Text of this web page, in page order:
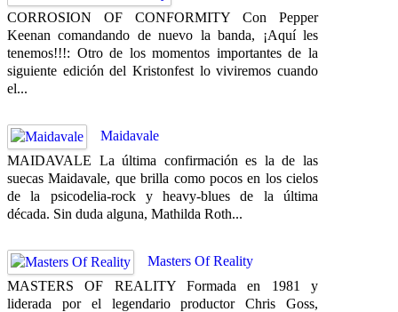
CORROSION OF CONFORMITY Con Pepper
Keenan comandando de nuevo la banda, ¡Aquí les
tenemos!!!: Otro de los momentos importantes de la
siguiente edición del Kristonfest lo viviremos cuando
el...
Maidavale
MAIDAVALE La última confirmación es la de las
suecas Maidavale, que brilla como pocos en los cielos
de la psicodelia-rock y heavy-blues de la última
década. Sin duda alguna, Mathilda Roth...
Masters Of Reality
MASTERS OF REALITY Formada en 1981 y
liderada por el legendario productor Chris Goss,